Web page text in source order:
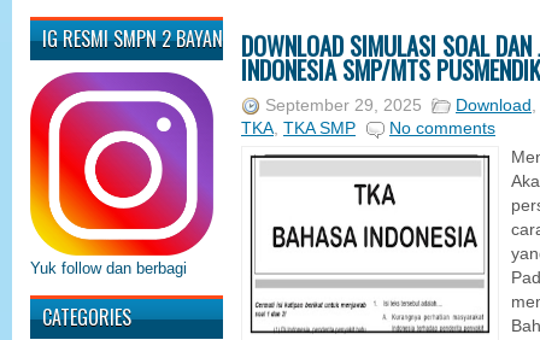
IG RESMI SMPN 2 BAYAN
Yuk follow dan berbagi
CATEGORIES
DOWNLOAD SIMULASI SOAL
INDONESIA SMP/MTS PUSMENDIK
September 29, 2025 Download ,
TKA, TKA SMP
No comments